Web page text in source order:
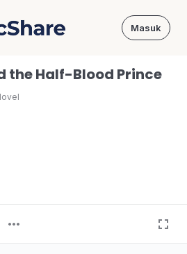
DocShare Masuk
the Half-Blood Prince